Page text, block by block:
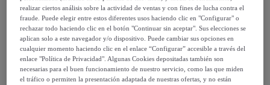
para nuestros miembros.
Identificarme
realizar ciertos análisis sobre la actividad de ventas y con fines de lucha contra el
fraude. Puede elegir entre estos diferentes usos haciendo clic en "Configurar" o
rechazar todo haciendo clic en el botón "Continuar sin aceptar". Sus elecciones se
aplican solo a este navegador y/o dispositivo. Puede cambiar sus opciones en
cualquier momento haciendo clic en el enlace “Configurar” accesible a través del
enlace "Política de Privacidad". Algunas Cookies depositadas también son
necesarias para el buen funcionamiento de nuestro servicio, como las que miden
el tráfico o permiten la presentación adaptada de nuestras ofertas, y no están